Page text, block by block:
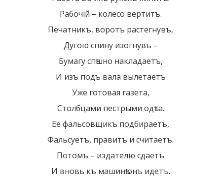
Рабочiй – колесо вертитъ.
Печатникъ, воротъ растегнувъ,
Дугою спину изогнувъ –
Бумагу спѣшно накладаетъ,
И изъ подъ вала вылетаетъ
Уже готовая газета,
Столбцами пестрыми одѣта.
Ее фальсовщикъ подбираетъ,
Фальсуетъ, правитъ и считаетъ.
Потомъ – издателю сдаетъ
И вновь къ машинѣ онъ идетъ.